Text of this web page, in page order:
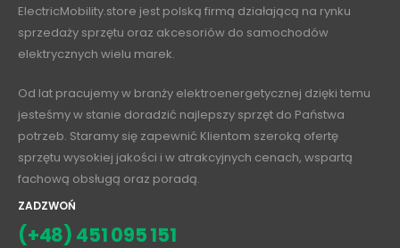
sprzedaży sprzętu oraz akcesoriów do samochodów
elektrycznych wielu marek.
jesteśmy w stanie doradzić najlepszy sprzęt do Państwa
potrzeb. Staramy się zapewnić Klientom szeroką ofertę
sprzętu wysokiej jakości i w atrakcyjnych cenach, wspartą
fachową obsługą oraz poradą.
ZADZWOŃ
(+48) 451 095 151